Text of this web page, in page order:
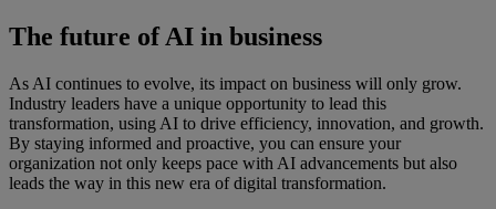
The future of AI in business
As AI continues to evolve, its impact on business will only grow.
Industry leaders have a unique opportunity to lead this
transformation, using AI to drive efficiency, innovation, and growth.
By staying informed and proactive, you can ensure your
organization not only keeps pace with AI advancements but also
leads the way in this new era of digital transformation.